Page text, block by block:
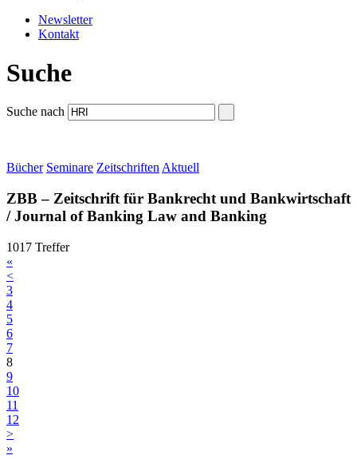
Newsletter
Kontakt
Suche
Suche nach
Bücher Seminare ZeitschriftenAktuell
ZBB – Zeitschrift für Bankrecht und Bankwirtschaft
/ Journal of Banking Law and Banking
1017 Treffer
«
<
3
4
5
6
7
8
9
10
11
12
>
»